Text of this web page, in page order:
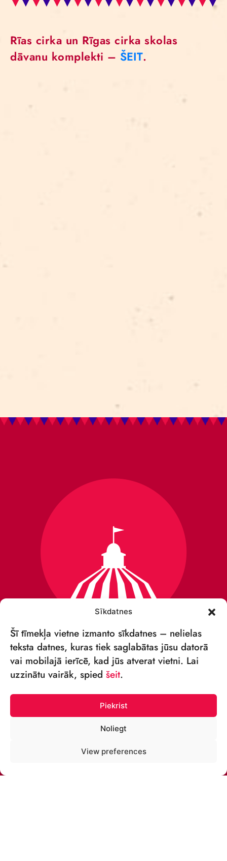
Sīkdatnes
Šī tīmekļa vietne izmanto sīkdatnes – nelielas
teksta datnes, kuras tiek saglabātas jūsu datorā
vai mobilajā ierīcē, kad jūs atverat vietni. Lai
uzzinātu vairāk, spied šeit.
Piekrist
Noliegt
View preferences
Rīas cirka un Rīgas cirka skolas
dāvanu komplekti – ŠEIT.
VSIA „RĪGAS CIRKS”
Merķeļa iela 4,
Rīga, LV-1050, Latvija
Reģ. Nr.: 40003027789
TĀLRUNIS: